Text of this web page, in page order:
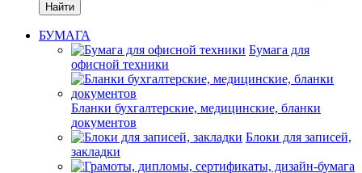
Найти
БУМАГА
Бумага для
офисной техники
Бланки бухгалтерские, медицинские, бланки
документов
Блоки для записей,
закладки